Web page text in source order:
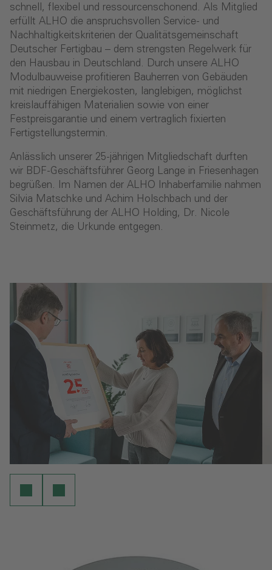
schnell, flexibel und ressourcenschonend. Als Mitglied
erfüllt ALHO die anspruchsvollen Service- und
Nachhaltigkeitskriterien der Qualitätsgemeinschaft
Deutscher Fertigbau – dem strengsten Regelwerk für
den Hausbau in Deutschland. Durch unsere ALHO
Modulbauweise profitieren Bauherren von Gebäuden
mit niedrigen Energiekosten, langlebigen, möglichst
kreislauffähigen Materialien sowie von einer
Festpreisgarantie und einem vertraglich fixierten
Fertigstellungstermin.
Anlässlich unserer 25-jährigen Mitgliedschaft durften
wir BDF-Geschäftsführer Georg Lange in Friesenhagen
begrüßen. Im Namen der ALHO Inhaberfamilie nahmen
Silvia Matschke und Achim Holschbach und der
Geschäftsführung der ALHO Holding, Dr. Nicole
Steinmetz, die Urkunde entgegen.